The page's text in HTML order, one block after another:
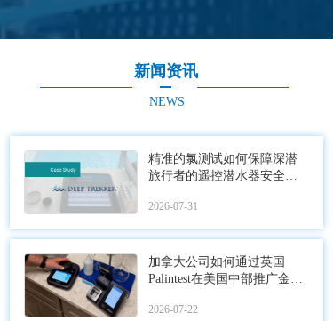
新闻资讯
NEWS
精准的氯测试如何保障深潜
旅行者的遥控潜水器安全部
2026-07-31
加拿大公司如何通过英国
Palintest在美国中部推广金标
2026-07-22